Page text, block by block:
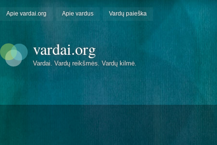
Apie vardai.org Apie vardus Vardų paieška
vardai.org
Vardai. Vardų reikšmės. Vardų kilmė.